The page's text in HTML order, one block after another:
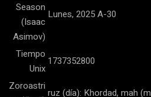
Season
(Isaac
Asimov)
Lunes, 2025 A-30
Tiempo
Unix
1737352800
Zoroastri
ruz (día): Khordad, mah